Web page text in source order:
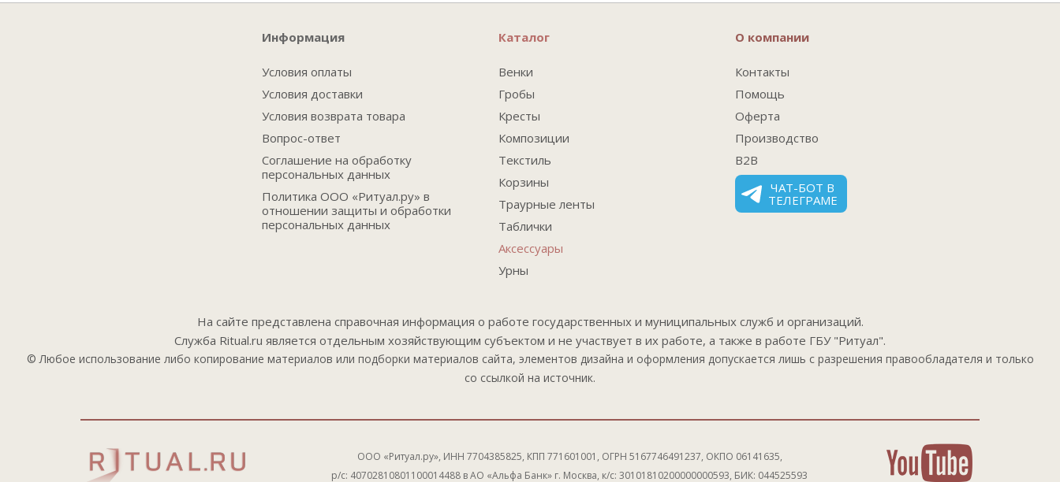
Информация
Условия оплаты
Условия доставки
Условия возврата товара
Вопрос-ответ
Соглашение на обработку
персональных данных
Политика ООО «Ритуал.ру» в
отношении защиты и обработки
персональных данных
Каталог
Венки
Гробы
Кресты
Композиции
Текстиль
Корзины
Траурные ленты
Таблички
Аксессуары
Урны
О компании
Контакты
Помощь
Оферта
Производство
B2B
ЧАТ-БОТ В
ТЕЛЕГРАМЕ
На сайте представлена справочная информация о работе государственных и муниципальных служб и организаций.
Служба Ritual.ru является отдельным хозяйствующим субъектом и не участвует в их работе, а также в работе ГБУ "Ритуал".
© Любое использование либо копирование материалов или подборки материалов сайта, элементов дизайна и оформления допускается лишь с разрешения правообладателя и только
со ссылкой на источник.
ООО «Ритуал.ру», ИНН 7704385825, КПП 771601001, ОГРН 5167746491237, ОКПО 06141635,
р/с: 40702810801100014488 в АО «Альфа Банк» г. Москва, к/с: 30101810200000000593, БИК: 044525593